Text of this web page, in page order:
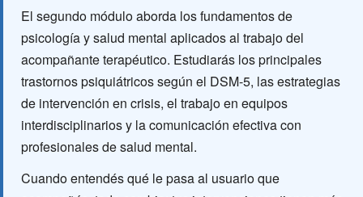
El segundo módulo aborda los fundamentos de
psicología y salud mental aplicados al trabajo del
acompañante terapéutico. Estudiarás los principales
trastornos psiquiátricos según el DSM-5, las estrategias
de intervención en crisis, el trabajo en equipos
interdisciplinarios y la comunicación efectiva con
profesionales de salud mental.
Cuando entendés qué le pasa al usuario que